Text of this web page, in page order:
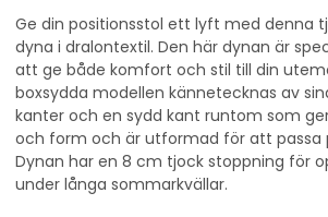
Ge din positionsstol ett lyft med denna
dyna i dralontextil. Den här dynan är
att ge både komfort och stil till din
boxsydda modellen kännetecknas av
kanter och en sydd kant runtom som
och form och är utformad för att passa
Dynan har en 8 cm tjock stoppning för
under långa sommarkvällar.